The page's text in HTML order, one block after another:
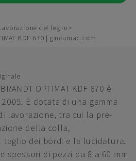
del legno
KDF 670 | gindumac.com
OPTIMAT KDF 670 è
È dotata di una gamma
lavorazione, tra cui la pre-
della colla,
taglio dei bordi e la lucidatura.
spessori di pezzi da 8 a 60 mm